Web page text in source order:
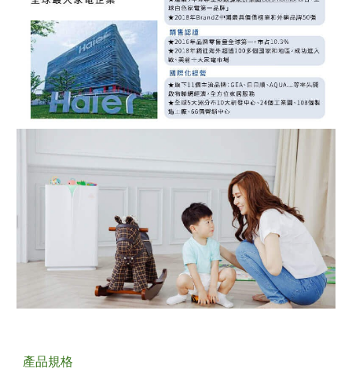
產品規格